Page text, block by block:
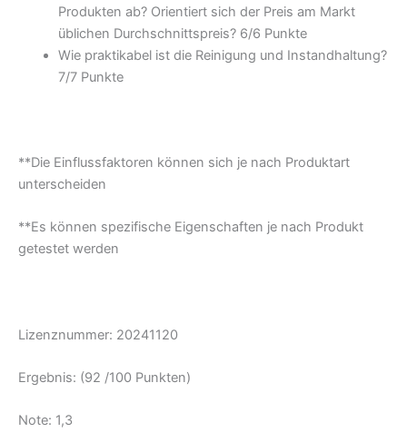
Produkten ab? Orientiert sich der Preis am Markt
üblichen Durchschnittspreis? 6/6 Punkte
Wie praktikabel ist die Reinigung und Instandhaltung?
7/7 Punkte
**Die Einflussfaktoren können sich je nach Produktart
unterscheiden
**Es können spezifische Eigenschaften je nach Produkt
getestet werden
Lizenznummer: 20241120
Ergebnis: (92 /100 Punkten)
Note: 1,3